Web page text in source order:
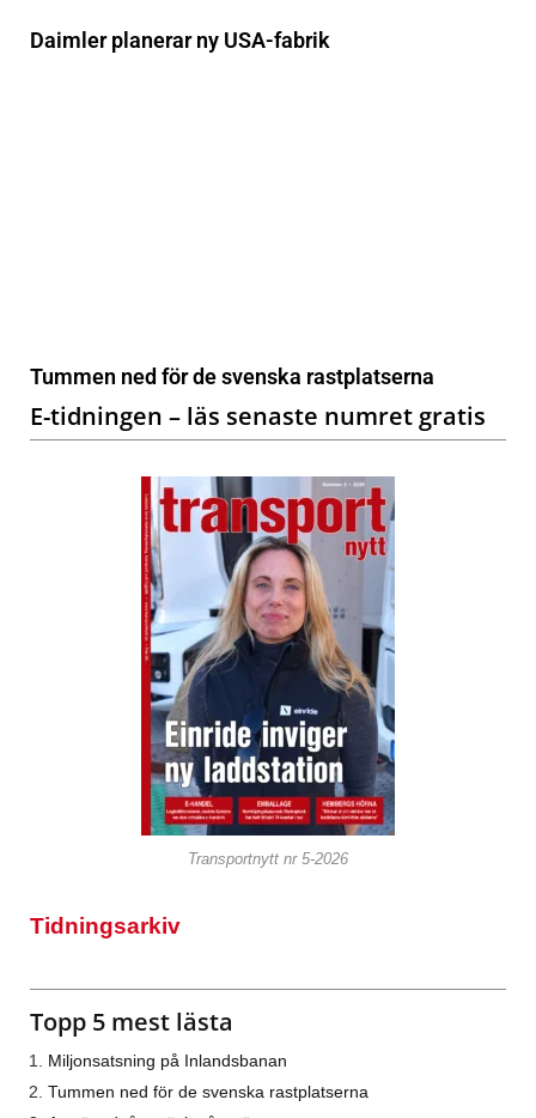
Daimler planerar ny USA-fabrik
Tummen ned för de svenska rastplatserna
E-tidningen – läs senaste numret gratis
Transportnytt nr 5-2026
Tidningsarkiv
Topp 5 mest lästa
Miljonsatsning på Inlandsbanan
Tummen ned för de svenska rastplatserna